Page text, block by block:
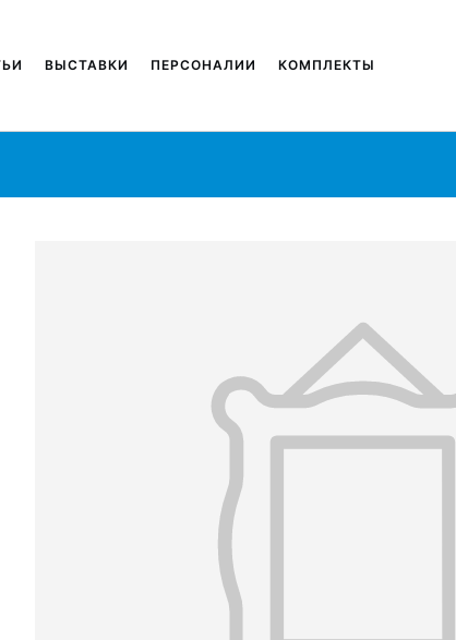
ВЫСТАВКИ ПЕРСОНАЛИИ КОМПЛЕКТЫ